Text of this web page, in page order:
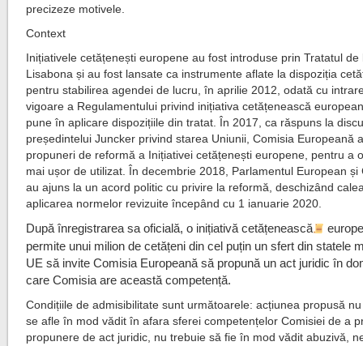
precizeze motivele.
Context
Inițiativele cetățenești europene au fost introduse prin Tratatul de
Lisabona și au fost lansate ca instrumente aflate la dispoziția
pentru stabilirea agendei de lucru, în aprilie 2012, odată cu
vigoare a Regulamentului privind inițiativa cetățenească
pune în aplicare dispozițiile din tratat. În 2017, ca răspuns la
președintelui Juncker privind starea Uniunii, Comisia Europeană
propuneri de reformă a Inițiativei cetățenești europene, pentru a
mai ușor de utilizat. În decembrie 2018, Parlamentul European și
au ajuns la un acord politic cu privire la reformă, deschizând
aplicarea normelor revizuite începând cu 1 ianuarie 2020.
După înregistrarea sa oficială, o inițiativă cetățenească
permite unui milion de cetățeni din cel puțin un sfert din statele
UE să invite Comisia Europeană să propună un act juridic în
care Comisia are această competență.
Condițiile de admisibilitate sunt următoarele: acțiunea propusă
se afle în mod vădit în afara sferei competențelor Comisiei de a
propunere de act juridic, nu trebuie să fie în mod vădit abuzivă,